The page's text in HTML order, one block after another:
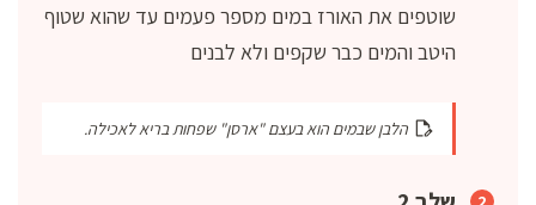
שוטפים את האורז במים מספר פעמים עד שהוא שטוף
היטב והמים כבר שקפים ולא לבנים
הלבן שבמים הוא בעצם "ארסן" שפחות בריא לאכילה.